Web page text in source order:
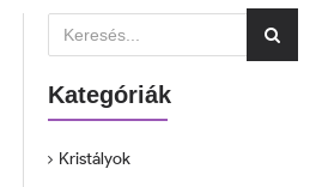
Kategóriák
Kristályok